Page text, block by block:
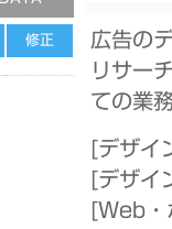
修正
広告の
リサー
ての業
[デザイ
[デザイ
[Web・